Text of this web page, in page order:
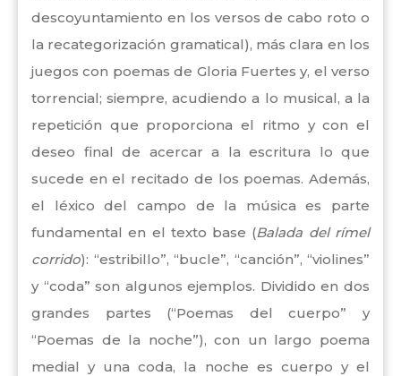
descoyuntamiento en los versos de cabo roto o
la recategorización gramatical), más clara en los
juegos con poemas de Gloria Fuertes y, el verso
torrencial; siempre, acudiendo a lo musical, a la
repetición que proporciona el ritmo y con el
deseo final de acercar a la escritura lo que
sucede en el recitado de los poemas. Además,
el léxico del campo de la música es parte
fundamental en el texto base (Balada del rímel
corrido): “estribillo”, “bucle”, “canción”, “violines”
y “coda” son algunos ejemplos. Dividido en dos
grandes partes (“Poemas del cuerpo” y
“Poemas de la noche”), con un largo poema
medial y una coda, la noche es cuerpo y el